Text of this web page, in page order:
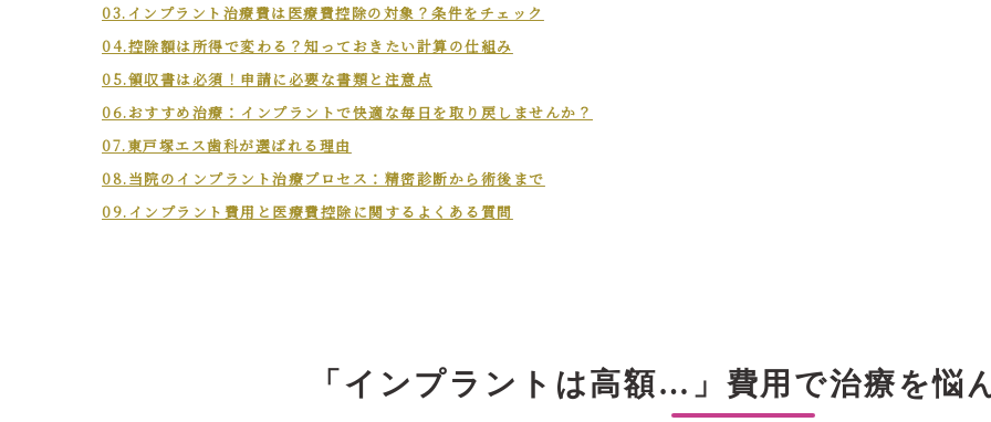
03.インプラント治療費は医療費控除の対象？条件をチェック
04.控除額は所得で変わる？知っておきたい計算の仕組み
05.領収書は必須！申請に必要な書類と注意点
06.おすすめ治療：インプラントで快適な毎日を取り戻しませんか？
07.東戸塚エス歯科が選ばれる理由
08.当院のインプラント治療プロセス：精密診断から術後まで
09.インプラント費用と医療費控除に関するよくある質問
「インプラントは高額…」費用で治療を悩